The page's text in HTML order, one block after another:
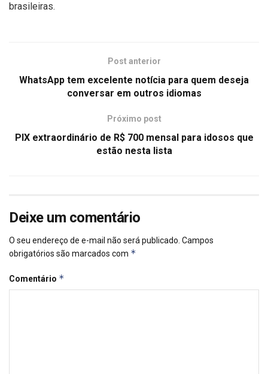
brasileiras.
Post anterior
WhatsApp tem excelente notícia para quem deseja
conversar em outros idiomas
Próximo post
PIX extraordinário de R$ 700 mensal para idosos que
estão nesta lista
Deixe um comentário
O seu endereço de e-mail não será publicado. Campos
obrigatórios são marcados com *
Comentário *